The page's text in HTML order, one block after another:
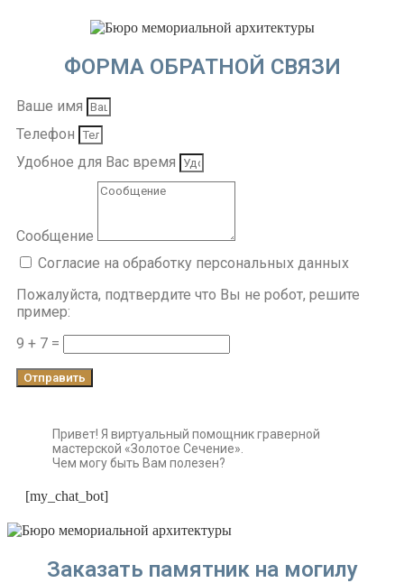
ФОРМА ОБРАТНОЙ СВЯЗИ
Ваше имя
Телефон
Удобное для Вас время
Сообщение
Согласие на обработку персональных данных
Пожалуйста, подтвердите что Вы не робот, решите
пример:
9 + 7 =
Отправить
Привет! Я виртуальный помощник граверной
мастерской «Золотое Сечение».
Чем могу быть Вам полезен?
[my_chat_bot]
Заказать памятник на могилу